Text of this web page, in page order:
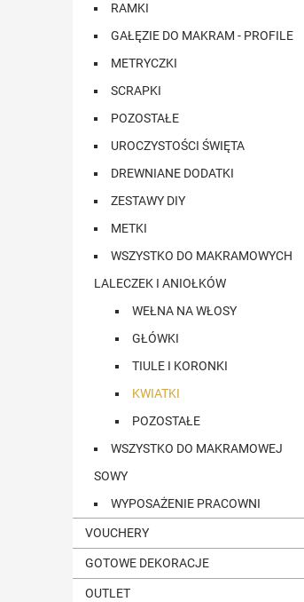
RAMKI
GAŁĘZIE DO MAKRAM - PROFILE
METRYCZKI
SCRAPKI
POZOSTAŁE
UROCZYSTOŚCI ŚWIĘTA
DREWNIANE DODATKI
ZESTAWY DIY
METKI
WSZYSTKO DO MAKRAMOWYCH
LALECZEK I ANIOŁKÓW
WEŁNA NA WŁOSY
GŁÓWKI
TIULE I KORONKI
KWIATKI
POZOSTAŁE
WSZYSTKO DO MAKRAMOWEJ
SOWY
WYPOSAŻENIE PRACOWNI
VOUCHERY
GOTOWE DEKORACJE
OUTLET